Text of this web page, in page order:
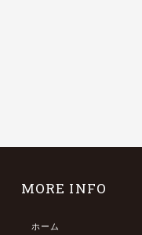
MORE INFO
ホーム